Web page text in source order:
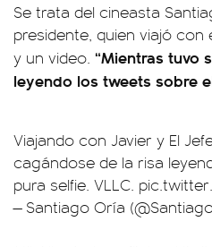
Se trata del cineasta
presidente, quien viajó
y un video. “Mientras tuvo
leyendo los tweets sobre
Viajando con Javier y El
cagándose de la risa
pura selfie. VLLC.
— Santiago Oría